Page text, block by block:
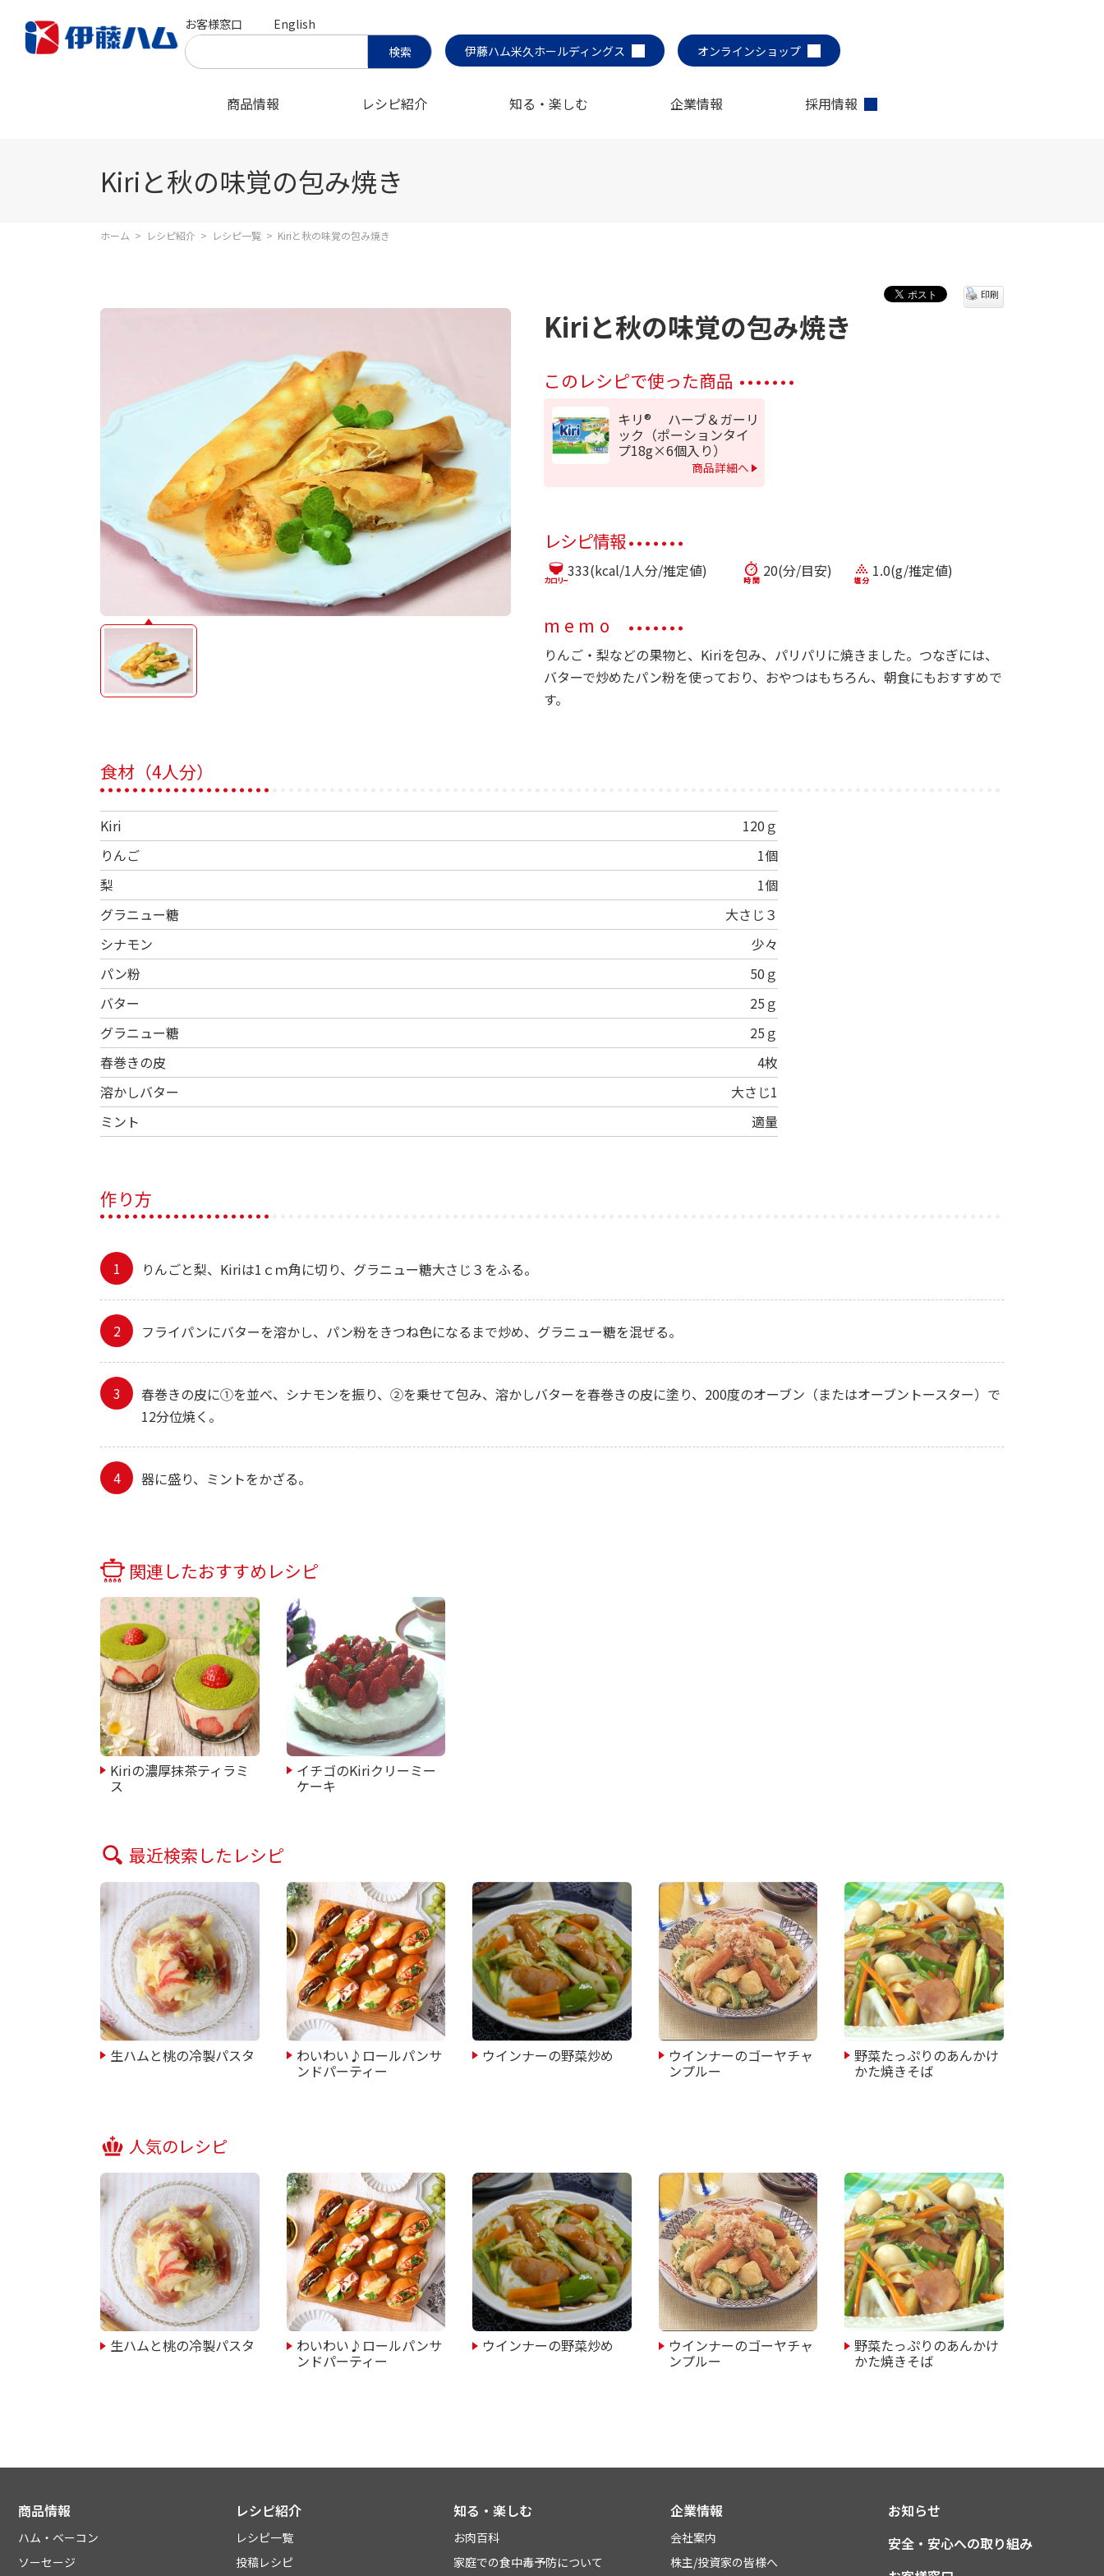
お客様窓口
English
伊藤ハム米久ホールディングス
オンラインショップ
商品情報 レシピ紹介 知る・楽しむ 企業情報 採用情報
Kiriと秋の味覚の包み焼き
ホーム > レシピ紹介 > レシピ一覧 > Kiriと秋の味覚の包み焼き
Kiriと秋の味覚の包み焼き
印刷
このレシピで使った商品
キリ® ハーブ＆ガーリ
ック（ポーションタイ
プ18g×6個入り）
商品詳細へ
レシピ情報
333(kcal/1人分/推定値) 20(分/目安) 1.0(g/推定値)
memo
りんご・梨などの果物と、Kiriを包み、パリパリに焼きました。つなぎには、
バターで炒めたパン粉を使っており、おやつはもちろん、朝食にもおすすめで
す。
食材（4人分）
Kiri
120ｇ
りんご
1個
梨
1個
グラニュー糖
大さじ３
シナモン
少々
パン粉
50ｇ
バター
25ｇ
グラニュー糖
25ｇ
春巻きの皮
4枚
溶かしバター
大さじ1
ミント
適量
作り方
りんごと梨、Kiriは1ｃｍ角に切り、グラニュー糖大さじ３をふる。
フライパンにバターを溶かし、パン粉をきつね色になるまで炒め、グラニュー糖を混ぜる。
春巻きの皮に①を並べ、シナモンを振り、②を乗せて包み、溶かしバターを春巻きの皮に塗り、200度のオーブン（またはオーブントースター）で
12分位焼く。
器に盛り、ミントをかざる。
関連したおすすめレシピ
Kiriの濃厚抹茶ティラミ
ス
イチゴのKiriクリーミー
ケーキ
最近検索したレシピ
生ハムと桃の冷製パスタ わいわい♪ロールパンサ
ンドパーティー
ウインナーの野菜炒め ウインナーのゴーヤチャ
ンプルー
野菜たっぷりのあんかけ
かた焼きそば
人気のレシピ
生ハムと桃の冷製パスタ わいわい♪ロールパンサ
ンドパーティー
ウインナーの野菜炒め ウインナーのゴーヤチャ
ンプルー
野菜たっぷりのあんかけ
かた焼きそば
商品情報
ハム・ベーコン
ソーセージ
レシピ紹介
レシピ一覧
投稿レシピ
知る・楽しむ
お肉百科
家庭での食中毒予防について
企業情報
会社案内
株主/投資家の皆様へ
お知らせ
安全・安心への取り組み